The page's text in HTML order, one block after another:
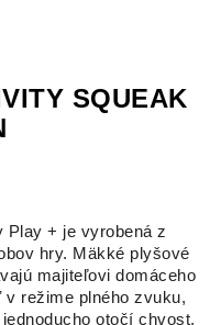
SQUEAK
Play + je vyrobená z
hry. Mäkké plyšové
majiteľovi domáceho
režime plného zvuku,
otočí chvost.